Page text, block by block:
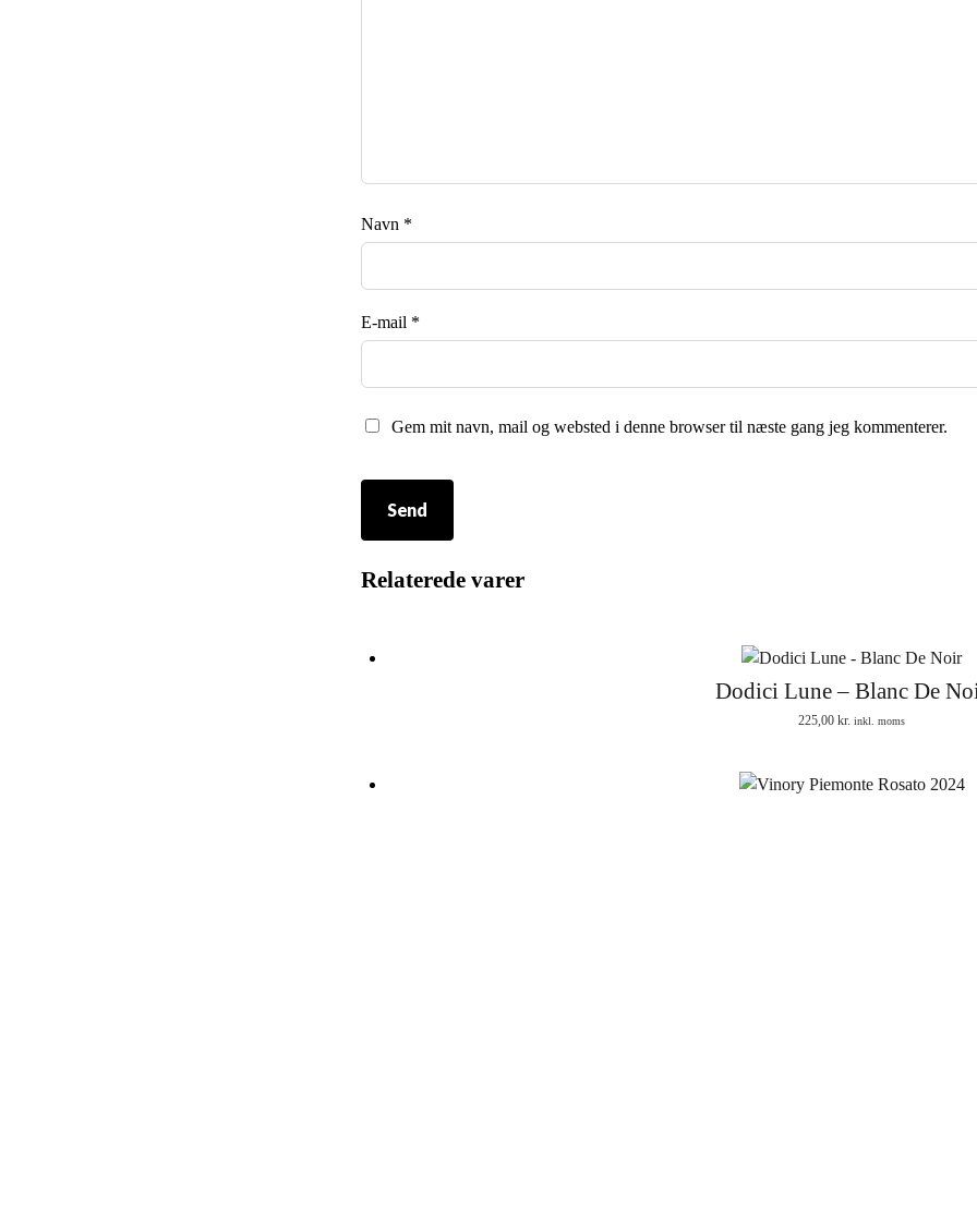
Navn *
E-mail *
Gem mit navn, mail og websted i denne browser til næste gang jeg kommenterer.
Relaterede varer
Dodici Lune – Blanc De
225,00 kr. inkl. moms